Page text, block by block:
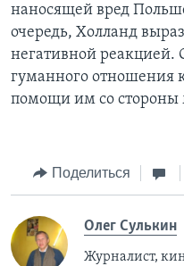
наносящей вред
очередь, Холланд
негативной реакцией.
гуманного отношения
помощи им со стороны
Поделиться
Олег Сулькин
Журналист,